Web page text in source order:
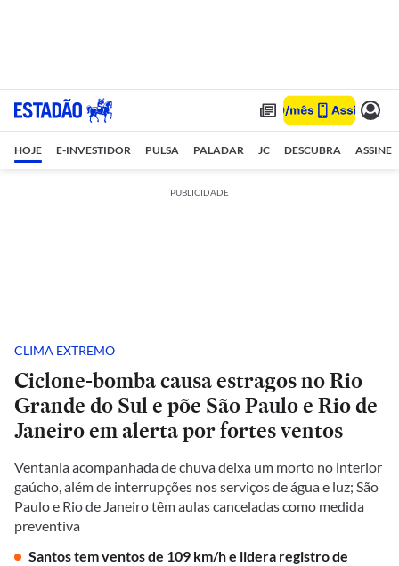
HOJE E-INVESTIDOR PULSA PALADAR JC DESCUBRA ASSINE
PUBLICIDADE
CLIMA EXTREMO
Ciclone-bomba causa estragos no Rio
Grande do Sul e põe São Paulo e Rio de
Janeiro em alerta por fortes ventos
Ventania acompanhada de chuva deixa um morto no interior
gaúcho, além de interrupções nos serviços de água e luz; São
Paulo e Rio de Janeiro têm aulas canceladas como medida
preventiva
Santos tem ventos de 109 km/h e lidera registro de